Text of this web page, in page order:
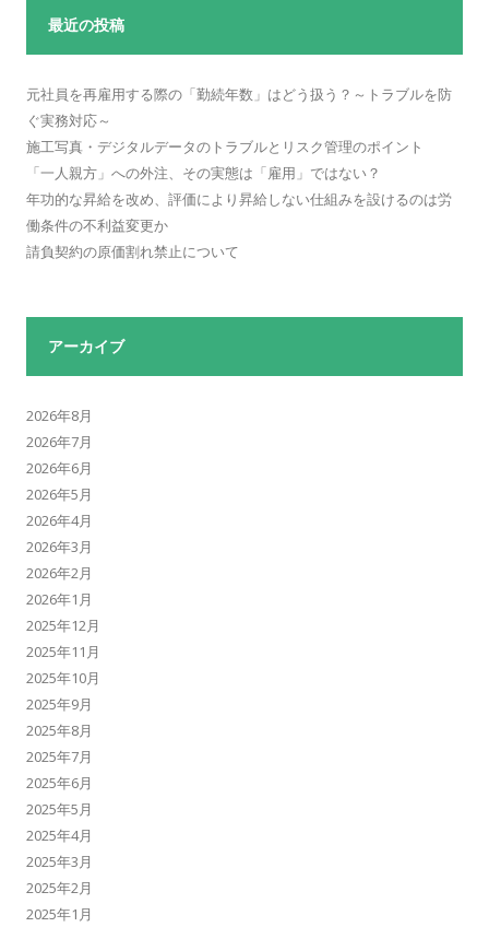
最近の投稿
元社員を再雇用する際の「勤続年数」はどう扱う？～トラブルを防
ぐ実務対応～
施工写真・デジタルデータのトラブルとリスク管理のポイント
「一人親方」への外注、その実態は「雇用」ではない？
年功的な昇給を改め、評価により昇給しない仕組みを設けるのは労
働条件の不利益変更か
請負契約の原価割れ禁止について
アーカイブ
2026年8月
2026年7月
2026年6月
2026年5月
2026年4月
2026年3月
2026年2月
2026年1月
2025年12月
2025年11月
2025年10月
2025年9月
2025年8月
2025年7月
2025年6月
2025年5月
2025年4月
2025年3月
2025年2月
2025年1月